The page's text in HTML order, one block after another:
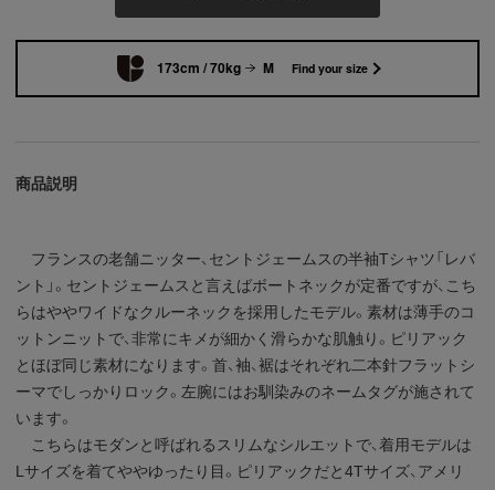
173cm / 70kg M Find your size
商品説明
フランスの老舗ニッター、セントジェームスの半袖Tシャツ「レバ
ント」。セントジェームスと言えばボートネックが定番ですが、こち
らはややワイドなクルーネックを採用したモデル。素材は薄手のコ
ットンニットで、非常にキメが細かく滑らかな肌触り。ピリアック
とほぼ同じ素材になります。首、袖、裾はそれぞれ二本針フラットシ
ーマでしっかりロック。左腕にはお馴染みのネームタグが施されて
います。
こちらはモダンと呼ばれるスリムなシルエットで、着用モデルは
Lサイズを着てややゆったり目。ピリアックだと4Tサイズ、アメリ